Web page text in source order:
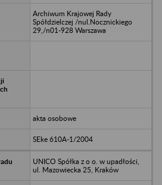
Archiwum Krajowej Rady
Spółdzielczej /nul.Nocznickiego
29,/n01-928 Warszawa
akta osobowe
SEke 610A-1/2004
UNICO Spółka z o o. w upadłości,
ul. Mazowiecka 25, Kraków